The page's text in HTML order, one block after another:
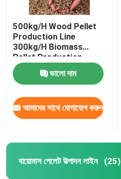
500kg/H Wood Pellet
Production Line
300kg/H Biomass
Pellet Production
Equipment
ভালো দাম
আমাদের সাথে যোগাযোগ করুন
বায়োমাস পেলেট উত্পাদন লাইন (25)